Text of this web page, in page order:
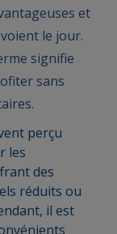
et
le jour.
signifie
sans
perçu
les
des
réduits ou
il est